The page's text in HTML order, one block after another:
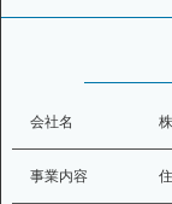
会社名
事業内容